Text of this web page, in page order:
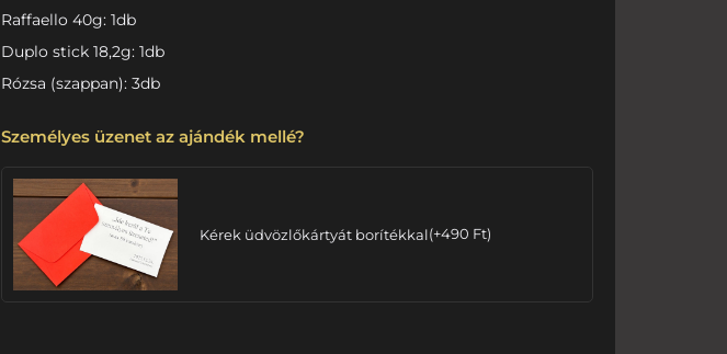
Raffaello 40g: 1db
Duplo stick 18,2g: 1db
Rózsa (szappan): 3db
Személyes üzenet az ajándék mellé?
Kérek üdvözlőkártyát borítékkal(+490 Ft)